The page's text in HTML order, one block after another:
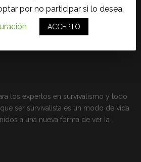
los expertos en survivalismo y todo
ser survivalista es un modo de vida
a una nueva forma de ver la
por no participar si lo desea.
ACCEPTO